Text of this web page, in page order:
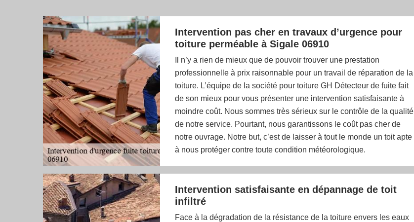
Intervention pas cher en travaux d’urgence pour
toiture perméable à Sigale 06910
Il n’y a rien de mieux que de pouvoir trouver une prestation
professionnelle à prix raisonnable pour un travail de réparation de la
toiture. L’équipe de la société pour toiture GH Détecteur de fuite fait
de son mieux pour vous présenter une intervention satisfaisante à
moindre coût. Nous sommes très sérieux sur le contrôle de la qualité
de notre service. Pourtant, nous garantissons le coût pas cher de
notre ouvrage. Notre but, c’est de laisser à tout le monde un toit apte
à nous protéger contre toute condition météorologique.
Intervention satisfaisante en dépannage de toit
infiltré
Face à la dégradation de la résistance de la toiture envers les eaux